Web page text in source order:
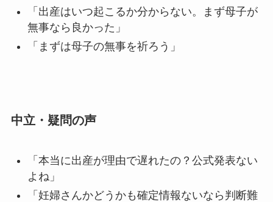
「出産はいつ起こるか分からない。まず母子が
無事なら良かった」
「まずは母子の無事を祈ろう」
中立・疑問の声
「本当に出産が理由で遅れたの？公式発表ない
よね」
「妊婦さんかどうかも確定情報ないなら判断難